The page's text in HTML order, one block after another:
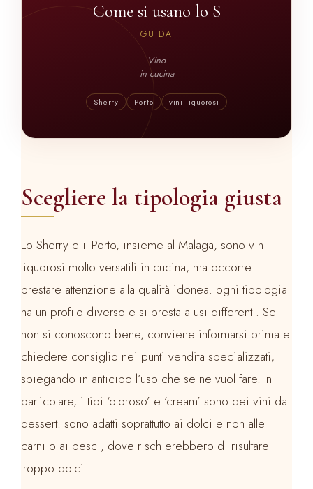
Come si usano lo S
GUIDA
Vino
in cucina
Sherry Porto vini liquorosi
Scegliere la tipologia giusta
Lo Sherry e il Porto, insieme al Malaga, sono vini
liquorosi molto versatili in cucina, ma occorre
prestare attenzione alla qualità idonea: ogni tipologia
ha un profilo diverso e si presta a usi differenti. Se
non si conoscono bene, conviene informarsi prima e
chiedere consiglio nei punti vendita specializzati,
spiegando in anticipo l’uso che se ne vuol fare. In
particolare, i tipi ‘oloroso’ e ‘cream’ sono dei vini da
dessert: sono adatti soprattutto ai dolci e non alle
carni o ai pesci, dove rischierebbero di risultare
troppo dolci.